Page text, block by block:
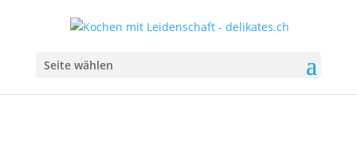
Seite wählen